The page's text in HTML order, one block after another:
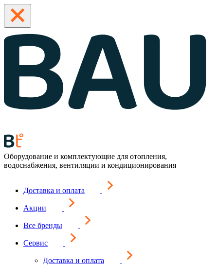
Оборудование и комплектующие для отопления,
водоснабжения, вентиляции и кондиционирования
Доставка и оплата
Акции
Все бренды
Сервис
Доставка и оплата